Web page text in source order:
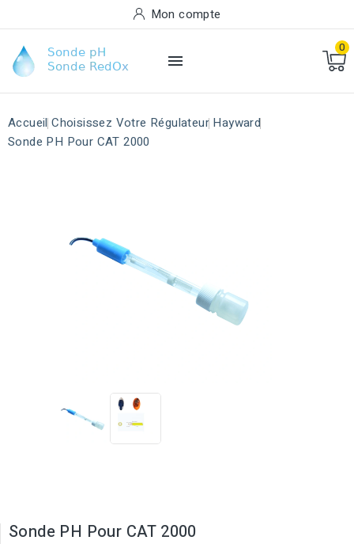
Mon compte

0
Accueil Choisissez Votre Régulateur Hayward
Sonde PH Pour CAT 2000
Sonde PH Pour CAT 2000